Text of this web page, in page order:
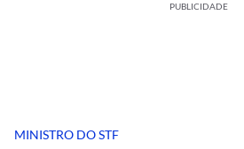
PUBLICIDADE
MINISTRO DO STF